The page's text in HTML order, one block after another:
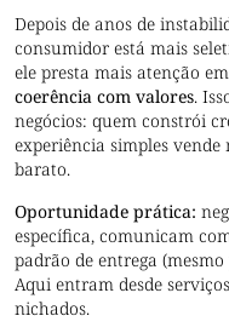
Depois de anos de
consumidor está mais
ele presta mais atenção
coerência com valores.
negócios: quem constrói
experiência simples vende
barato.
Oportunidade prática:
específica, comunicam
padrão de entrega
Aqui entram desde
nichados.